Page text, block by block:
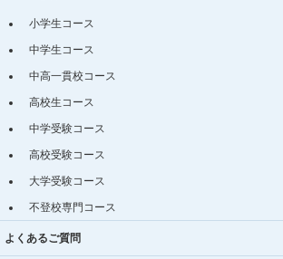
小学生コース
中学生コース
中高一貫校コース
高校生コース
中学受験コース
高校受験コース
大学受験コース
不登校専門コース
よくあるご質問